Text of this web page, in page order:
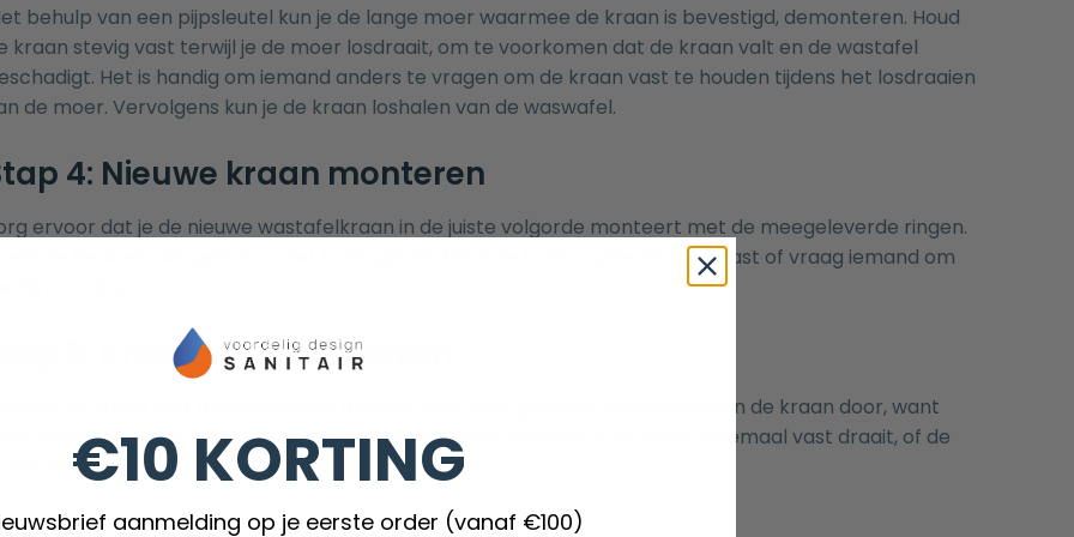
behulp van een pijpsleutel kun je de lange moer waarmee de kraan is bevestigd, demonteren. Houd
kraan stevig vast terwijl je de moer losdraait, om te voorkomen dat de kraan valt en de wastafel
Het is handig om iemand anders te vragen om de kraan vast te houden tijdens het losdraaien
de moer. Vervolgens kun je de kraan loshalen van de waswafel.
4: Nieuwe kraan monteren
ervoor dat je de nieuwe wastafelkraan in de juiste volgorde monteert met de meegeleverde ringen.
de flexibele slangen door het kraangat en houd de kraan opnieuw goed vast of vraag iemand om
Stap 5: Kraan vast schroeven
de kraan met meegeleverde moeren vast. Lees goed de handleiding van de kraan door, want
stappen kunnen per kraan wat verschillen. Check voordat je de kraan helemaal vast draait, of de
recht zit.
€10 KORTING
aanmelding op je eerste order (vanaf €100)